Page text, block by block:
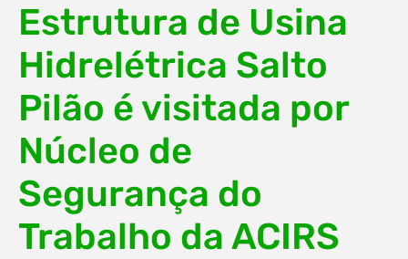
Estrutura de Usina
Hidrelétrica Salto
Pilão é visitada por
Núcleo de
Segurança do
Trabalho da ACIRS